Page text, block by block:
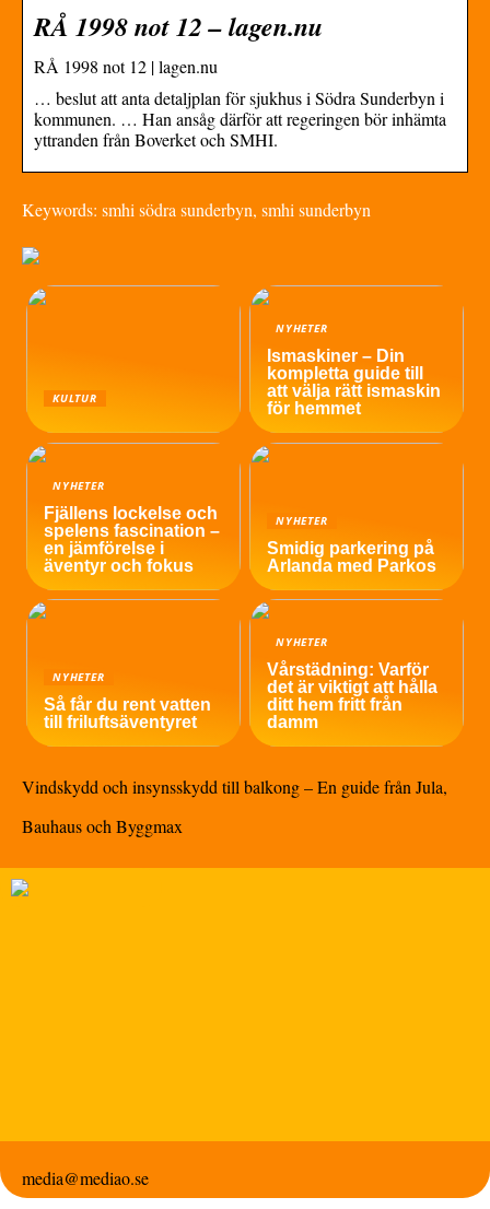
RÅ 1998 not 12 – lagen.nu
RÅ 1998 not 12 | lagen.nu
… beslut att anta detaljplan för sjukhus i Södra Sunderbyn i
kommunen. … Han ansåg därför att regeringen bör inhämta
yttranden från Boverket och SMHI.
Keywords: smhi södra sunderbyn, smhi sunderbyn
KULTUR
NYHETER
Ismaskiner – Din
kompletta guide till
att välja rätt ismaskin
för hemmet
NYHETER
Fjällens lockelse och
spelens fascination –
en jämförelse i
äventyr och fokus
NYHETER
Smidig parkering på
Arlanda med Parkos
NYHETER
Så får du rent vatten
till friluftsäventyret
NYHETER
Vårstädning: Varför
det är viktigt att hålla
ditt hem fritt från
damm
Vindskydd och insynsskydd till balkong – En guide från Jula,
Bauhaus och Byggmax
media@mediao.se